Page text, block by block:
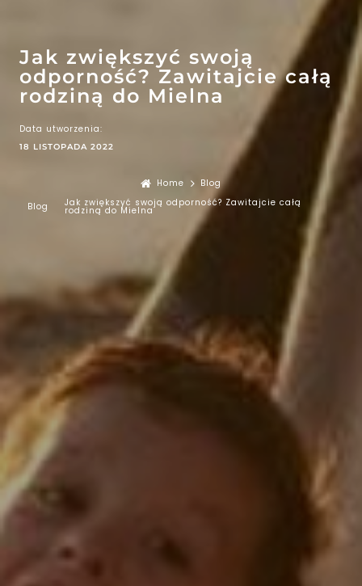
ATRAKCJE
Jak zwiększyć swoją
odporność? Zawitajcie całą
rodziną do Mielna
18 LISTOPADA 2022
Data utworzenia:
Home
Blog
Blog
Jak zwiększyć swoją odporność? Zawitajcie całą
rodziną do Mielna